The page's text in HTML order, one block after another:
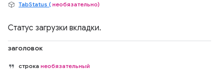
TabStatus ( необязательно)
Статус загрузки вкладки.
заголовок
строка необязательный